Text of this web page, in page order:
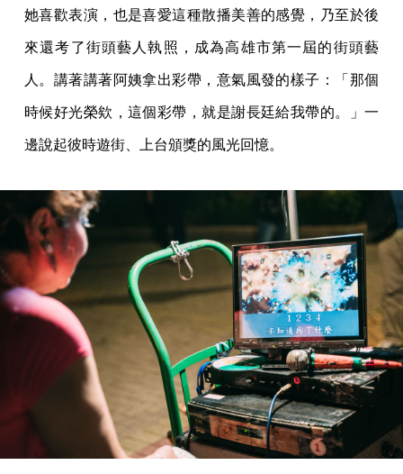
她喜歡表演，也是喜愛這種散播美善的感覺，乃至於後
來還考了街頭藝人執照，成為高雄市第一屆的街頭藝
人。講著講著阿姨拿出彩帶，意氣風發的樣子：「那個
時候好光榮欸，這個彩帶，就是謝長廷給我帶的。」一
邊說起彼時遊街、上台頒獎的風光回憶。